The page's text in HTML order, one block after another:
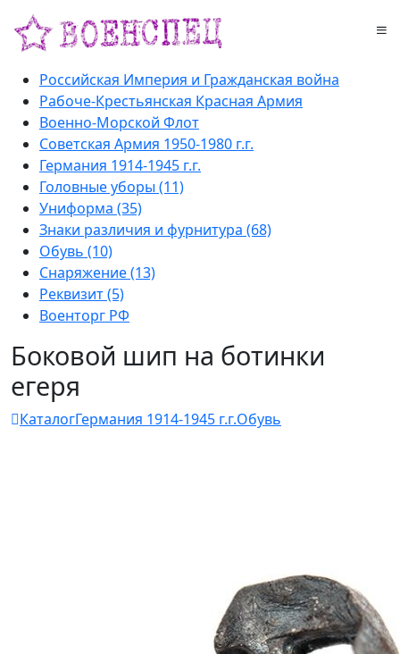
Российская Империя и Гражданская война
Рабоче-Крестьянская Красная Армия
Военно-Морской Флот
Советская Армия 1950-1980 г.г.
Германия 1914-1945 г.г.
Головные уборы (11)
Униформа (35)
Знаки различия и фурнитура (68)
Обувь (10)
Снаряжение (13)
Реквизит (5)
Военторг РФ
Боковой шип на ботинки
егеря
КаталогГермания 1914-1945 г.г.Обувь